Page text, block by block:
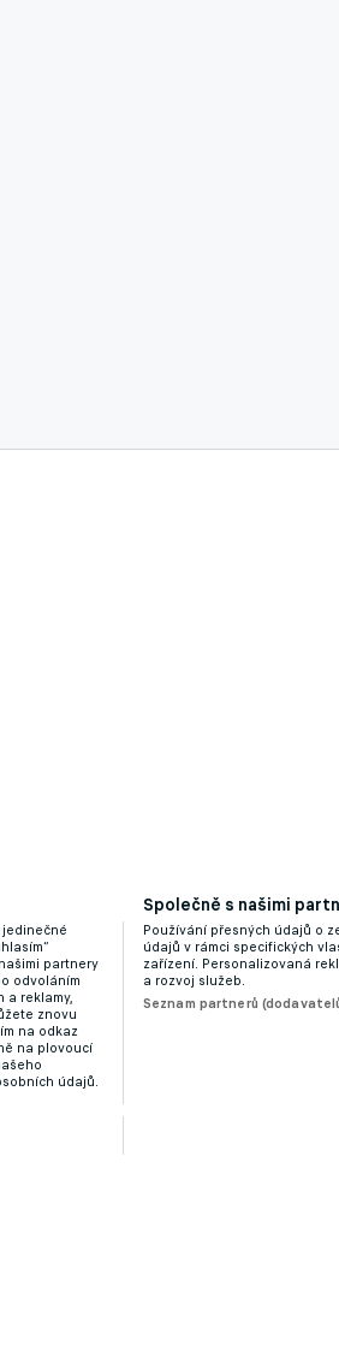
partnery
odvoláním
a reklamy,
znovu
na odkaz
na plovoucí
údajů.
Společně s našimi
Používání přesných údajů o
údajů v rámci specifických
zařízení. Personalizovaná
a rozvoj služeb.
Seznam partnerů